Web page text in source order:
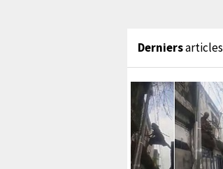
Derniersarticles